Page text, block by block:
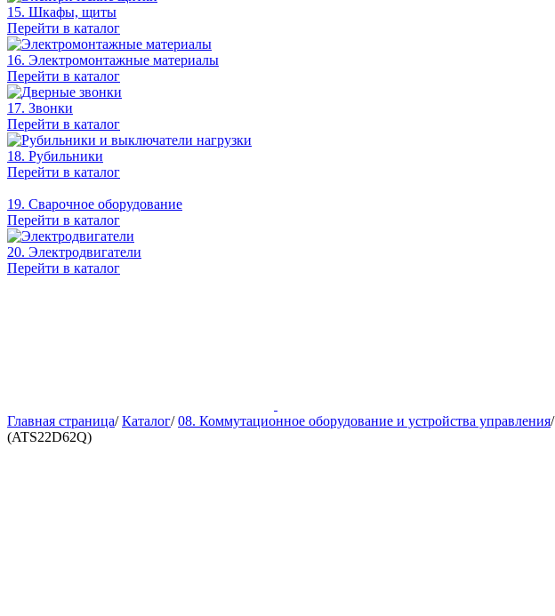
15. Шкафы, щиты
Перейти в каталог
16. Электромонтажные материалы
Перейти в каталог
17. Звонки
Перейти в каталог
18. Рубильники
Перейти в каталог
19. Сварочное оборудование
Перейти в каталог
20. Электродвигатели
Перейти в каталог
Главная страница/ Каталог/ 08. Коммутационное оборудование и устройства управления/
(ATS22D62Q)